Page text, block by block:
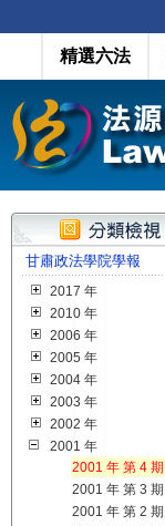
精選六法
甘肅政法學院學報
2017 年
2010 年
2006 年
2005 年
2004 年
2003 年
2002 年
2001 年
2001 年 第 4 期
2001 年 第 3 期
2001 年 第 2 期